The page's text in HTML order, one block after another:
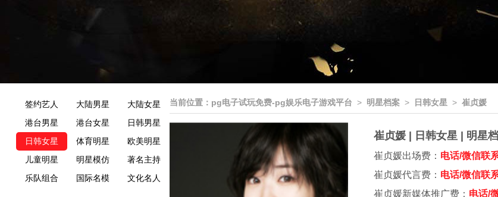
签约艺人 大陆男星
大陆女星
港台男星
港台女星
日韩男星
日韩女星
体育明星
欧美明星
儿童明星
明星模仿
著名主持
乐队组合
国际名模 文化名人
当前位置： pg电子试玩免费-pg娱乐电子游戏平台 > 明星档案 > 日韩女星 > 崔贞媛
崔贞媛 | 日韩女星 | 明星
崔贞媛出场费： 电话/微信联
崔贞媛代言费： 电话/微信联
崔贞媛新媒体推广费： 电话/